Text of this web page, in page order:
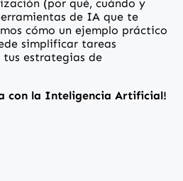
(por qué, cuándo y
de IA que te
cómo un ejemplo práctico
simplificar tareas
estrategias de
con la Inteligencia Artificial!